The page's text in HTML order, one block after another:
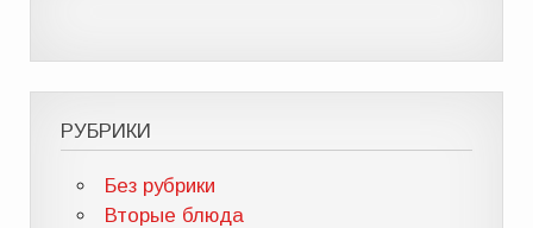
РУБРИКИ
Без рубрики
Вторые блюда